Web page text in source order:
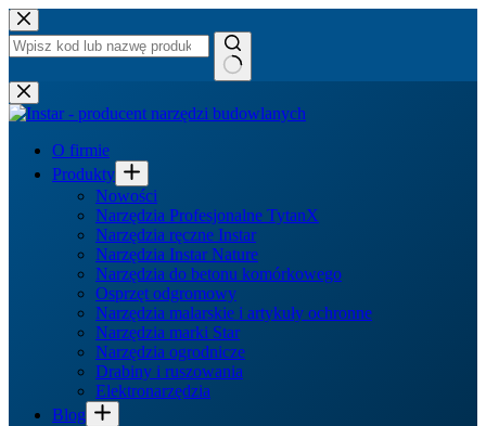
Przejdź
do
treści
Brak
wyników
O firmie
Produkty
Nowości
Narzędzia Profesjonalne TytanX
Narzędzia ręczne Instar
Narzędzia Instar Nature
Narzędzia do betonu komórkowego
Osprzęt odgromowy
Narzędzia malarskie i artykuły ochronne
Narzędzia marki Star
Narzędzia ogrodnicze
Drabiny i ruszowania
Elektronarzędzia
Blog